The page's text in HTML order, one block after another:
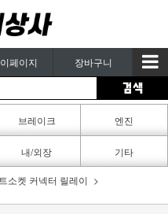
페이지 장바구니
브레이크 엔진
내/외장 기타
소켓 커넥터 릴레이